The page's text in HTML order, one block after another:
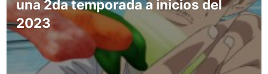
una 2da temporada a inicios del
2023